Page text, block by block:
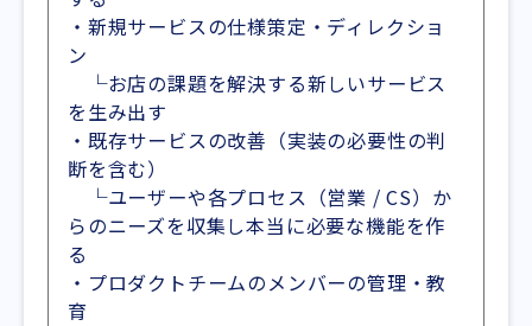
・新規サービスの仕様策定・ディレクショ
ン
└お店の課題を解決する新しいサービス
を生み出す
・既存サービスの改善（実装の必要性の判
断を含む）
└ユーザーや各プロセス（営業 / CS）か
らのニーズを収集し本当に必要な機能を作
る
・プロダクトチームのメンバーの管理・教
育